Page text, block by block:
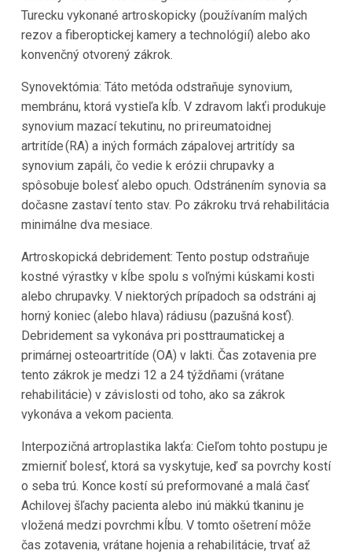
Turecku vykonané artroskopicky (používaním malých
rezov a fiberoptickej kamery a technológií) alebo ako
konvenčný otvorený zákrok.
Synovektómia: Táto metóda odstraňuje synovium,
membránu, ktorá vystieľa kĺb. V zdravom lakťi produkuje
synovium mazací tekutinu, no pri reumatoidnej
artritíde (RA) a iných formách zápalovej artritídy sa
synovium zapáli, čo vedie k erózii chrupavky a
spôsobuje bolesť alebo opuch. Odstránením synovia sa
dočasne zastaví tento stav. Po zákroku trvá rehabilitácia
minimálne dva mesiace.
Artroskopická debridement: Tento postup odstraňuje
kostné výrastky v kĺbe spolu s voľnými kúskami kosti
alebo chrupavky. V niektorých prípadoch sa odstráni aj
horný koniec (alebo hlava) rádiusu (pazušná kosť).
Debridement sa vykonáva pri posttraumatickej a
primárnej osteoartritíde (OA) v lakti. Čas zotavenia pre
tento zákrok je medzi 12 a 24 týždňami (vrátane
rehabilitácie) v závislosti od toho, ako sa zákrok
vykonáva a vekom pacienta.
Interpozičná artroplastika lakťa: Cieľom tohto postupu je
zmierniť bolesť, ktorá sa vyskytuje, keď sa povrchy kostí
o seba trú. Konce kostí sú preformované a malá časť
Achilovej šľachy pacienta alebo inú mäkkú tkaninu je
vložená medzi povrchmi kĺbu. V tomto ošetrení môže
čas zotavenia, vrátane hojenia a rehabilitácie, trvať až